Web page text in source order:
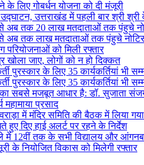
लिए गोबर्धन योजना को दी मंजूरी
उत्तराखंड में पहली बार श्री
अब तक 20 लाख मतदाताओं तक पंहुचे
अब तक लाख मतदाताओं तक पंहुचे
परियोजनाओं को मिली रफ्तार
जाए, लोगों को न हो दिक्कत
के लिए 35 कार्यकर्तियां भी
के लिए 35 कार्यकर्तियां भी
का सबसे मजबूत आधार है: डॉ. सुजाता
प्रसाद
में मंदिर समिति की बैठक में लिया
हुए दिए हाई अलर्ट पर रहने के निर्देश
में 12वीं तक के सभी विद्यालय और
के नियोजित विकास को मिलेगी रफ्तार